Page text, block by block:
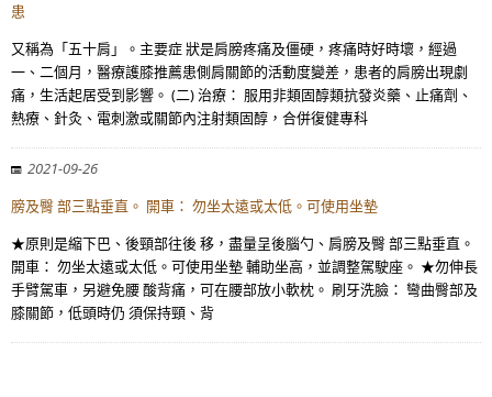
患
又稱為「五十肩」。主要症 狀是肩膀疼痛及僵硬，疼痛時好時壞，經過
一、二個月，醫療護膝推薦患側肩關節的活動度變差，患者的肩膀出現劇
痛，生活起居受到影響。 (二) 治療： 服用非類固醇類抗發炎藥、止痛劑、
熱療、針灸、電刺激或關節內注射類固醇，合併復健專科
2021-09-26
膀及臀 部三點垂直。 開車： 勿坐太遠或太低。可使用坐墊
★原則是縮下巴、後頸部往後 移，盡量呈後腦勺、肩膀及臀 部三點垂直。
開車： 勿坐太遠或太低。可使用坐墊 輔助坐高，並調整駕駛座。 ★勿伸長
手臂駕車，另避免腰 酸背痛，可在腰部放小軟枕。 刷牙洗臉： 彎曲臀部及
膝關節，低頭時仍 須保持頸、背